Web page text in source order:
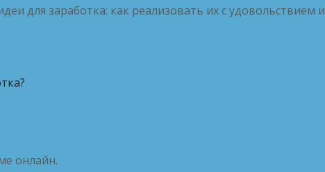
для заработка: как реализовать их с удовольствием и
онлайн.